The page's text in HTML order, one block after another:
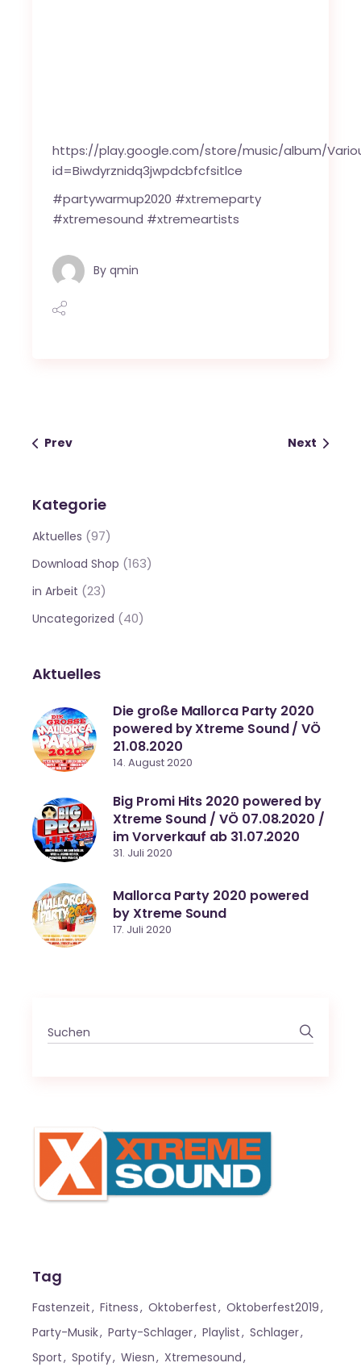
https://play.google.com/store/music/album/
id=Biwdyrznidq3jwpdcbfcfsitlce
#partywarmup2020 #xtremeparty
#xtremesound #xtremeartists
By qmin
Prev Next
Kategorie
Aktuelles (97)
Download Shop (163)
in Arbeit (23)
Uncategorized (40)
Aktuelles
Die große Mallorca Party 2020
powered by Xtreme Sound / VÖ
21.08.2020
14. August 2020
Big Promi Hits 2020 powered by
Xtreme Sound / VÖ 07.08.2020 /
im Vorverkauf ab 31.07.2020
31. Juli 2020
Mallorca Party 2020 powered
by Xtreme Sound
17. Juli 2020
Search
for:
Tag
Fastenzeit Fitness Oktoberfest
Oktoberfest2019
Party-Musik
Party-Schlager Playlist
Schlager
Sport
Spotify Wiesn
Xtremesound